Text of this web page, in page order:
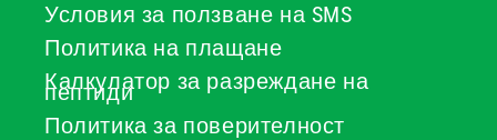
Условия за ползване на SMS
Политика на плащане
Калкулатор за разреждане на
пептиди
Политика за поверителност